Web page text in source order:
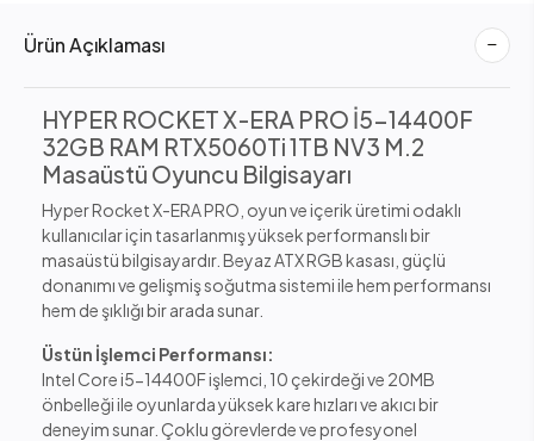
Ürün Açıklaması
HYPER ROCKET X-ERA PRO İ5-14400F
32GB RAM RTX5060Ti 1TB NV3 M.2
Masaüstü Oyuncu Bilgisayarı
Hyper Rocket X-ERA PRO, oyun ve içerik üretimi odaklı
kullanıcılar için tasarlanmış yüksek performanslı bir
masaüstü bilgisayardır. Beyaz ATX RGB kasası, güçlü
donanımı ve gelişmiş soğutma sistemi ile hem performansı
hem de şıklığı bir arada sunar.
Üstün İşlemci Performansı:
Intel Core i5-14400F işlemci, 10 çekirdeği ve 20MB
önbelleği ile oyunlarda yüksek kare hızları ve akıcı bir
deneyim sunar. Çoklu görevlerde ve profesyonel